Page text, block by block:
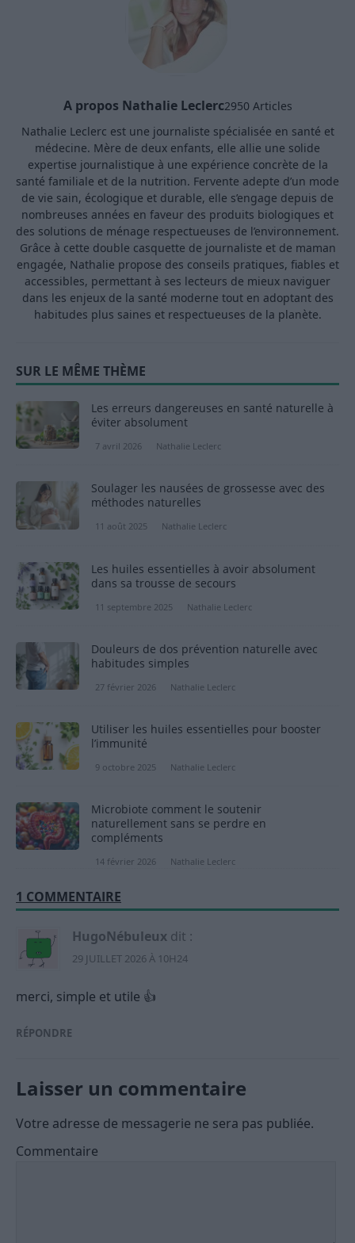
A propos Nathalie Leclerc2950 Articles
Nathalie Leclerc est une journaliste spécialisée en santé et
médecine. Mère de deux enfants, elle allie une solide
expertise journalistique à une expérience concrète de la
santé familiale et de la nutrition. Fervente adepte d’un mode
de vie sain, écologique et durable, elle s’engage depuis de
nombreuses années en faveur des produits biologiques et
des solutions de ménage respectueuses de l’environnement.
Grâce à cette double casquette de journaliste et de maman
engagée, Nathalie propose des conseils pratiques, fiables et
accessibles, permettant à ses lecteurs de mieux naviguer
dans les enjeux de la santé moderne tout en adoptant des
habitudes plus saines et respectueuses de la planète.
SUR LE MÊME THÈME
Les erreurs dangereuses en santé naturelle à
éviter absolument
7 avril 2026 Nathalie Leclerc
Soulager les nausées de grossesse avec des
méthodes naturelles
11 août 2025 Nathalie Leclerc
Les huiles essentielles à avoir absolument
dans sa trousse de secours
11 septembre 2025 Nathalie Leclerc
Douleurs de dos prévention naturelle avec
habitudes simples
27 février 2026 Nathalie Leclerc
Utiliser les huiles essentielles pour booster
l’immunité
9 octobre 2025 Nathalie Leclerc
Microbiote comment le soutenir
naturellement sans se perdre en
compléments
14 février 2026 Nathalie Leclerc
1 COMMENTAIRE
HugoNébuleux dit :
29 JUILLET 2026 À 10H24
merci, simple et utile 👍
RÉPONDRE
Laisser un commentaire
Votre adresse de messagerie ne sera pas publiée.
Commentaire